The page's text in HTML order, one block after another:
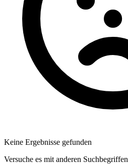
Keine Ergebnisse gefunden
Versuche es mit anderen Suchbegriffen